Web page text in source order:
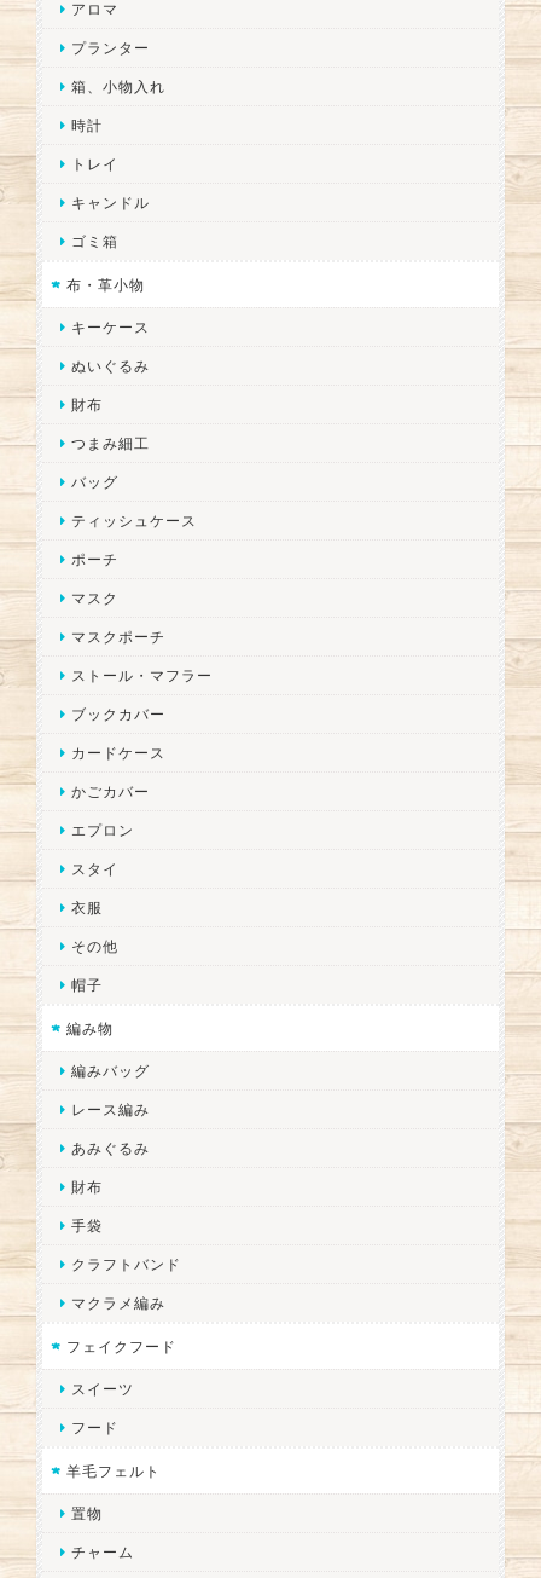
アロマ
プランター
箱、小物入れ
時計
トレイ
キャンドル
ゴミ箱
布・革小物
キーケース
ぬいぐるみ
財布
つまみ細工
バッグ
ティッシュケース
ポーチ
マスク
マスクポーチ
ストール・マフラー
ブックカバー
カードケース
かごカバー
エプロン
スタイ
衣服
その他
帽子
編み物
編みバッグ
レース編み
あみぐるみ
財布
手袋
クラフトバンド
マクラメ編み
フェイクフード
スイーツ
フード
羊毛フェルト
置物
チャーム